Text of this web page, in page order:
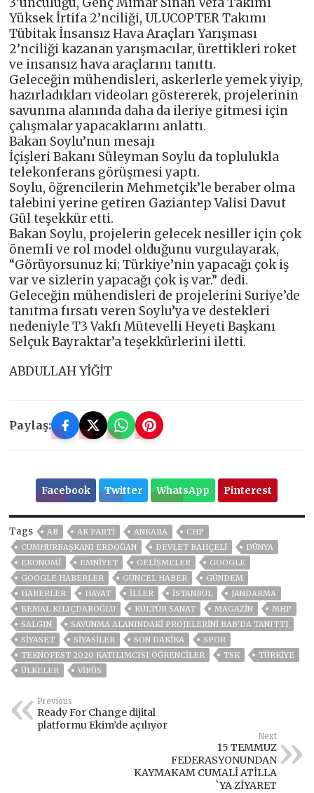
3’üncülüğü, Genç Mimar Sinan Vefa Takımı
Yüksek İrtifa 2’nciliği, ULUCOPTER Takımı
Tübitak İnsansız Hava Araçları Yarışması
2’nciliği kazanan yarışmacılar, ürettikleri roket
ve insansız hava araçlarını tanıttı.
Geleceğin mühendisleri, askerlerle yemek yiyip,
hazırladıkları videoları göstererek, projelerinin
savunma alanında daha da ileriye gitmesi için
çalışmalar yapacaklarını anlattı.
Bakan Soylu’nun mesajı
İçişleri Bakanı Süleyman Soylu da toplulukla
telekonferans görüşmesi yaptı.
Soylu, öğrencilerin Mehmetçik’le beraber olma
talebini yerine getiren Gaziantep Valisi Davut
Gül teşekkür etti.
Bakan Soylu, projelerin gelecek nesiller için çok
önemli ve rol model olduğunu vurgulayarak,
“Görüyorsunuz ki; Türkiye’nin yapacağı çok iş
var ve sizlerin yapacağı çok iş var.” dedi.
Geleceğin mühendisleri de projelerini Suriye’de
tanıtma fırsatı veren Soylu’ya ve destekleri
nedeniyle T3 Vakfı Mütevelli Heyeti Başkanı
Selçuk Bayraktar’a teşekkürlerini iletti.
ABDULLAH YİĞİT
Paylaş:
Facebook Twitter WhatsApp Pinterest
Tags AB AK PARTİ ANKARA
CHP
CUMHURBAŞKANI ERDOĞAN
DEVLET BAHÇELİ
DÜNYA
EKONOMİ
EMNİYET GELIŞMELER
GOOGLE
GOOGLE HABERLER
GÜNCEL HABER
GÜNDEM
HABERLER
HAYAT İLLER ISTANBUL
JANDARMA
KEMAL KILIÇDAROĞLU
KÜLTÜR SANAT MAGAZİN
MHP
SALGIN
SAVUNMA ALANINDAKI PROJELERINI BAB'DA TANITTI
SİYASET
SİYASİLER SON DAKIKA
SPOR
TEKNOFEST 2020 KATILIMCISI ÖĞRENCILER
TSK
TÜRKİYE
ÜLKELER
VIRÜS
Previous
Ready For Change dijital
platformu Ekim’de açılıyor
Next
15 TEMMUZ
FEDERASYONUNDAN
KAYMAKAM CUMALİ ATİLLA
`YA ZİYARET